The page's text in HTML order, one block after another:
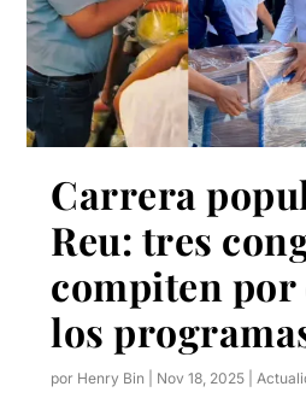
Carrera
Reu: tres
compiten
los
por Henry Bin Nov 18, 2025 |